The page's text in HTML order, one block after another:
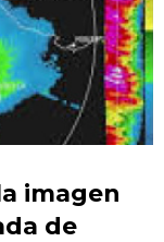
imagen
de